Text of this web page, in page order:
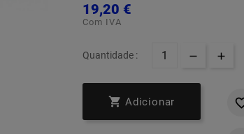
19,20 €
Com IVA
Quantidade :
 Adicionar